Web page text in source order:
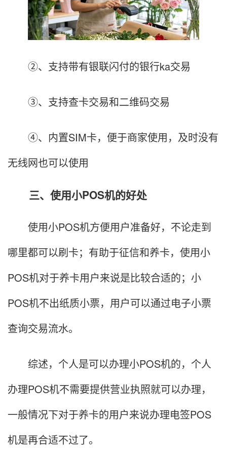
②、支持带有银联闪付的银行ka交易
③、支持查卡交易和二维码交易
④、内置SIM卡，便于商家使用，及时没有
无线网也可以使用
三、使用小POS机的好处
使用小POS机方便用户准备好，不论走到
哪里都可以刷卡；有助于征信和养卡，使用小
POS机对于养卡用户来说是比较合适的；小
POS机不出纸质小票，用户可以通过电子小票
查询交易流水。
综述，个人是可以办理小POS机的，个人
办理POS机不需要提供营业执照就可以办理，
一般情况下对于养卡的用户来说办理电签POS
机是再合适不过了。